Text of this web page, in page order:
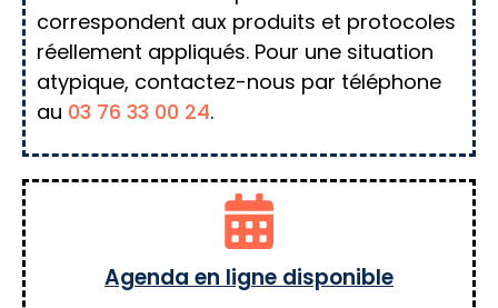
correspondent aux produits et protocoles
réellement appliqués. Pour une situation
atypique, contactez-nous par téléphone
au 03 76 33 00 24.
Agenda en ligne disponible